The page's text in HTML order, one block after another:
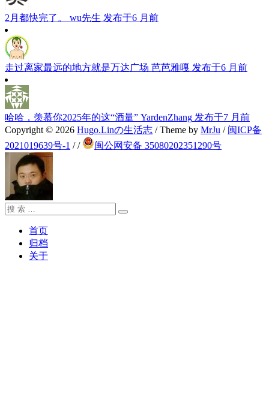
2月都快完了。 wu先生 发布于6 月前
走过离家最远的地方就是万达广场 芭芭雅嘎 发布于6 月前
哈哈，羡慕你2025年的这“酒量” YardenZhang 发布于7 月前
Copyright © 2026 Hugo.Linの生活志 / Theme by MrJu / 闽ICP备
2021019639号-1 // 闽公网安备 35080202351290号
搜
搜
首页
归档
关于